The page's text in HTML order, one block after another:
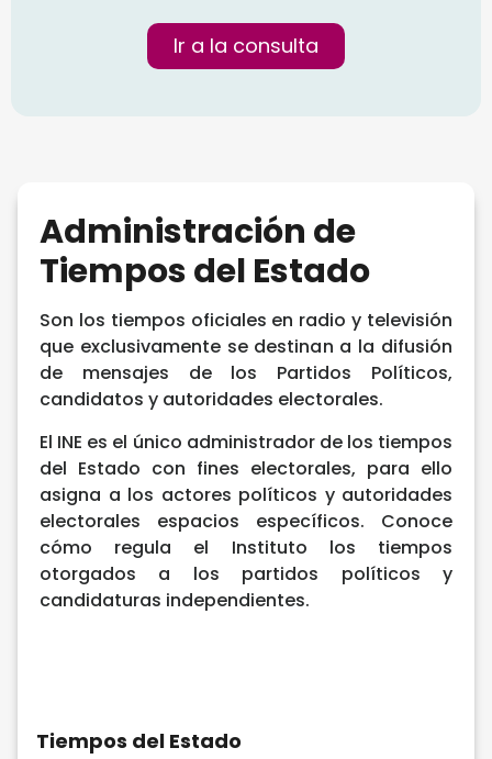
Ir a la consulta
Administración de
Tiempos del Estado
Son los tiempos oficiales en radio y televisión
que exclusivamente se destinan a la difusión
de mensajes de los Partidos Políticos,
candidatos y autoridades electorales.
El INE es el único administrador de los tiempos
del Estado con fines electorales, para ello
asigna a los actores políticos y autoridades
electorales espacios específicos. Conoce
cómo regula el Instituto los tiempos
otorgados a los partidos políticos y
candidaturas independientes.
Tiempos del Estado